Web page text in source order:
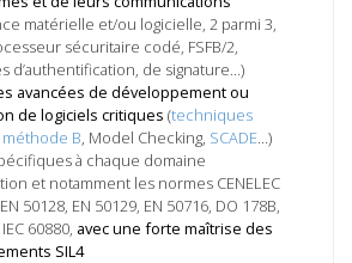
matérielle et/ou logicielle, 2 parmi 3,
sécuritaire codé, FSFB/2,
d’authentification, de signature…)
avancées de développement ou
de logiciels critiques(techniques
méthode B, Model Checking, SCADE…)
à chaque domaine
et notamment les normes CENELEC
50128, EN 50129, EN 50716, DO 178B,
60880, avec une forte maîtrise des
SIL4